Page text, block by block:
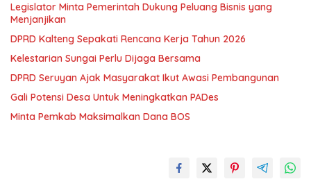
Legislator Minta Pemerintah Dukung Peluang Bisnis yang
Menjanjikan
DPRD Kalteng Sepakati Rencana Kerja Tahun 2026
Kelestarian Sungai Perlu Dijaga Bersama
DPRD Seruyan Ajak Masyarakat Ikut Awasi Pembangunan
Gali Potensi Desa Untuk Meningkatkan PADes
Minta Pemkab Maksimalkan Dana BOS